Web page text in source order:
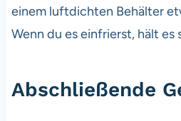
einem luftdichten Behälter
Wenn du es einfrierst, hält es
Abschließende